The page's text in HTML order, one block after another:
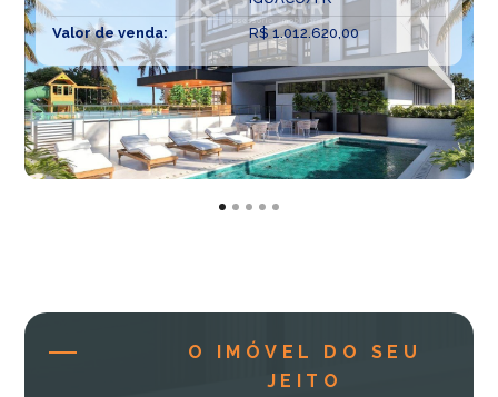
Valor de venda: R$ 1.012.620,00
O IMÓVEL DO SEU
JEITO